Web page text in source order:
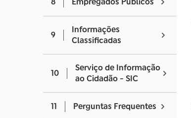
9
Informações
Classificadas
10
Serviço de Informação
ao Cidadão - SIC
11 Perguntas Frequentes